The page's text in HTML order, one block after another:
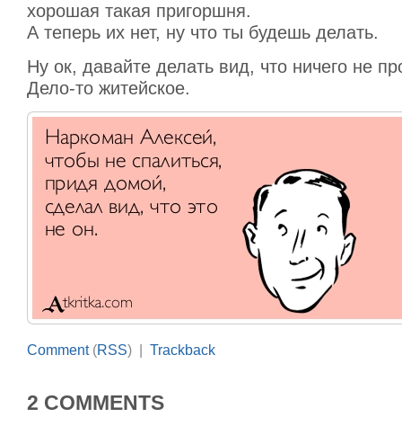
хорошая такая пригоршня.
А теперь их нет, ну что ты будешь делать.
Ну ок, давайте делать вид, что ничего не
Дело-то житейское.
Comment(RSS) | Trackback
2 COMMENTS